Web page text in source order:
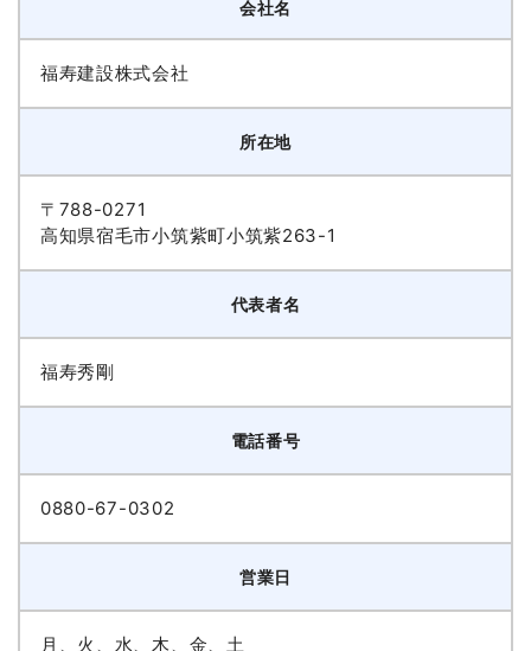
会社名
福寿建設株式会社
所在地
〒788-0271
高知県宿毛市小筑紫町小筑紫263-1
代表者名
福寿秀剛
電話番号
0880-67-0302
営業日
月、火、水、木、金、土